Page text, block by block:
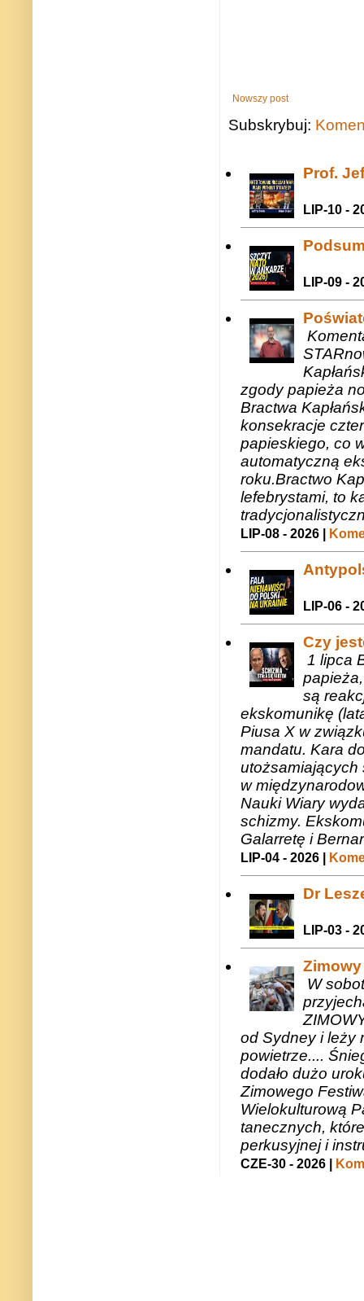
Nowszy post
Subskrybuj:
Prof.
LIP-10 -
LIP-09 -
zgody papieża
Bractwa
konsekracje
papieskiego, co
automatyczną
roku.Bractwo
lefebrystami, to
LIP-08 - 2026 |
LIP-06 -
Czy
1 lipca
są
ekskomunikę
Piusa X w
mandatu. Kara
utożsamiających
w
Nauki Wiary
schizmy.
Galarretę i
LIP-04 - 2026 |
Dr
LIP-03 -
W
od Sydney i leży
powietrze....
dodało dużo
Zimowego
Wielokulturową
tanecznych,
perkusyjnej i
CZE-30 - 2026 |